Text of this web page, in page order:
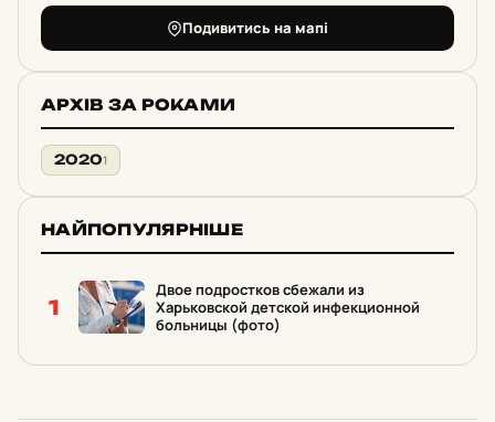
Подивитись на мапі
АРХІВ ЗА РОКАМИ
20201
НАЙПОПУЛЯРНІШЕ
1
Двое подростков сбежали из
Харьковской детской инфекционной
больницы (фото)